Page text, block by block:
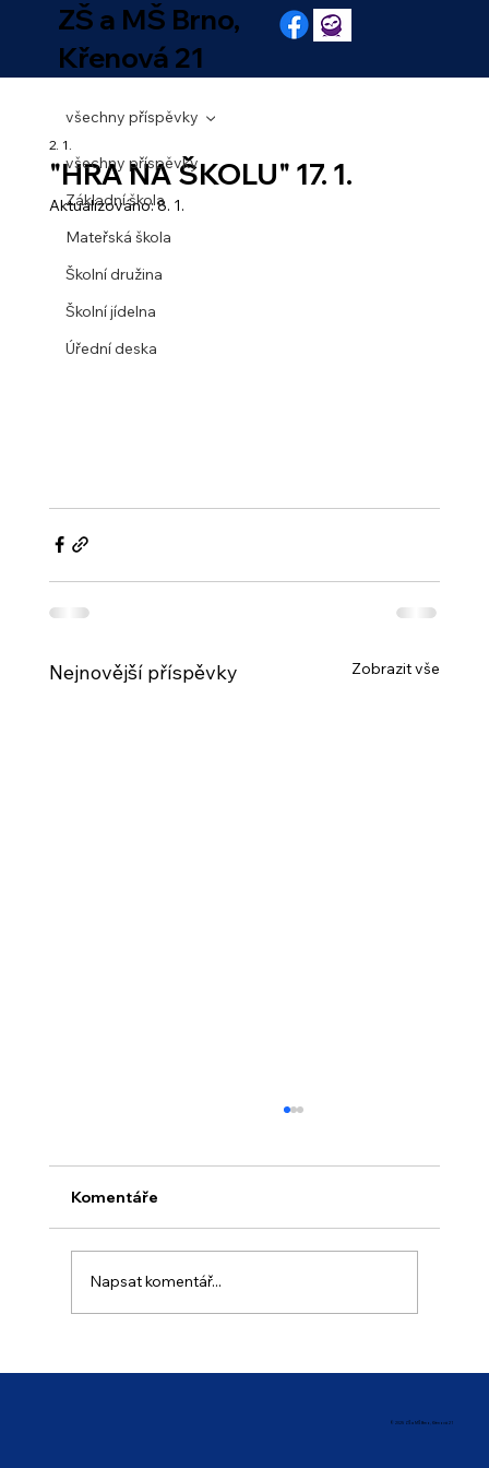
ZŠ a MŠ Brno,
Křenová 21
všechny příspěvky
Základní škola
Mateřská škola
Školní družina
Školní jídelna
Úřední deska
všechny příspěvky
"HRA NA ŠKOLU" 17. 1.
2. 1.
Aktualizováno:8. 1.
Nejnovější příspěvky Zobrazit vše
Prázdninový provoz školy
Komentáře
Napsat komentář...
© 2025 ZŠ a MŠ Brno, Křenová 21